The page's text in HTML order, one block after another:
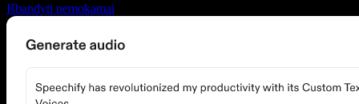
Išbandyti nemokamai